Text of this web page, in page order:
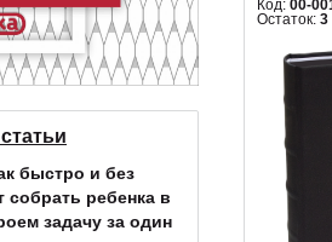
быстро и без
собрать ребенка в
задачу за один
Код: 00-
Остаток: 3